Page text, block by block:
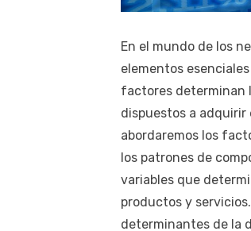
En el mundo de los
elementos
factores determinan
dispuestos a
abordaremos los
los patrones de
variables que
productos y
determinantes de la